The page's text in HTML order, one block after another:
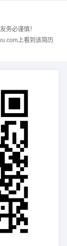
务必谨慎！
上看到该简历